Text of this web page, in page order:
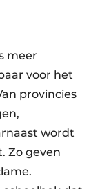
meer
voor het
provincies
wordt
Zo geven